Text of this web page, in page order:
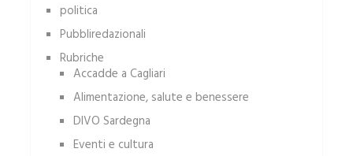
politica
Pubbliredazionali
Rubriche
Accadde a Cagliari
Alimentazione, salute e benessere
DIVO Sardegna
Eventi e cultura